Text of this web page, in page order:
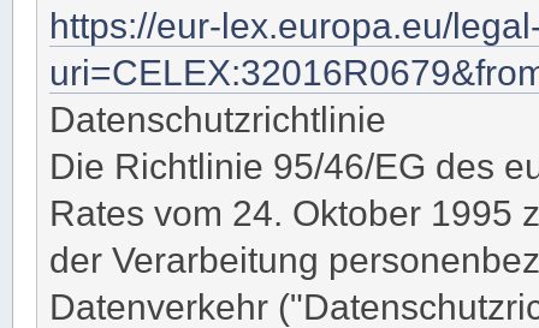
https://eur-lex.europa.eu/
Datenschutzrichtlinie
Die Richtlinie 95/46/EG des
Rates vom 24. Oktober 1995
der Verarbeitung
Datenverkehr